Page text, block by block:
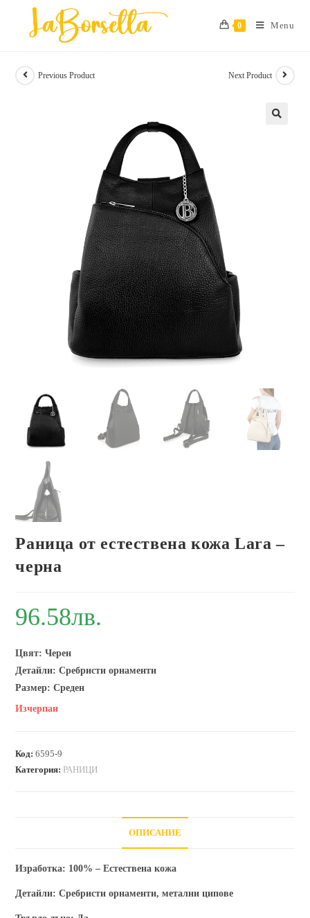
0 Menu
Previous Product Next Product
Раница от естествена кожа Lara –
черна
96.58лв.
Цвят: Черен
Детайли: Сребристи орнаменти
Размер: Среден
Изчерпан
Код:6595-9
Категория: РАНИЦИ
ОПИСАНИЕ
Изработка: 100% – Естествена кожа
Детайли: Сребристи орнаменти, метални ципове